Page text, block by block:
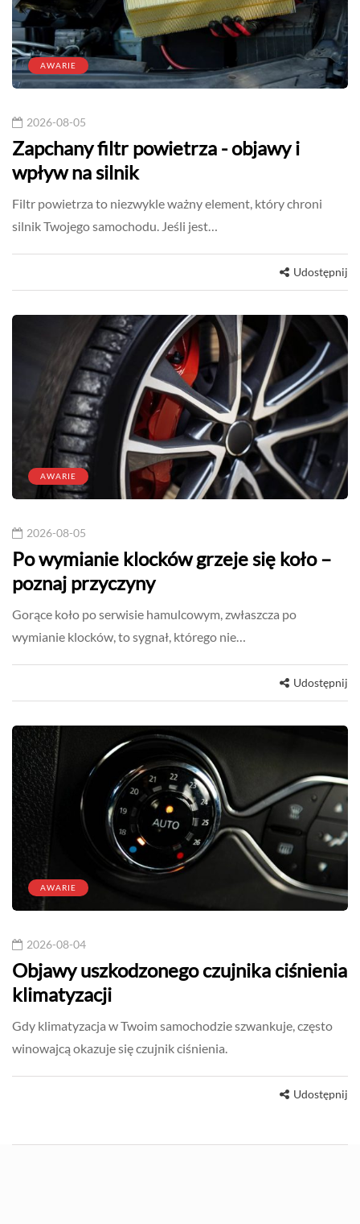
AWARIE
2026-08-05
Zapchany filtr powietrza - objawy i
wpływ na silnik
Filtr powietrza to niezwykle ważny element, który chroni
silnik Twojego samochodu. Jeśli jest…
Udostępnij
AWARIE
2026-08-05
Po wymianie klocków grzeje się koło –
poznaj przyczyny
Gorące koło po serwisie hamulcowym, zwłaszcza po
wymianie klocków, to sygnał, którego nie…
Udostępnij
AWARIE
2026-08-04
Objawy uszkodzonego czujnika ciśnienia
klimatyzacji
Gdy klimatyzacja w Twoim samochodzie szwankuje, często
winowajcą okazuje się czujnik ciśnienia.
Udostępnij